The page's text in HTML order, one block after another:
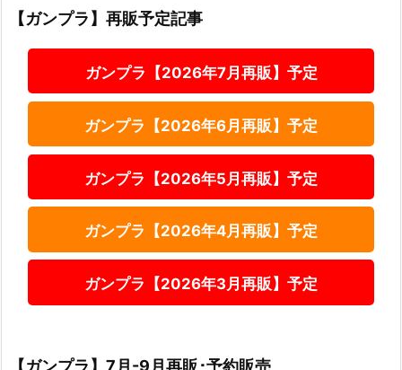
【ガンプラ】再販予定記事
ガンプラ【2026年7月再販】予定
ガンプラ【2026年6月再販】予定
ガンプラ【2026年5月再販】予定
ガンプラ【2026年4月再販】予定
ガンプラ【2026年3月再販】予定
【ガンプラ】7月-9月再販･予約販売